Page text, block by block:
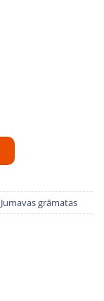
Jumavas grāmatas